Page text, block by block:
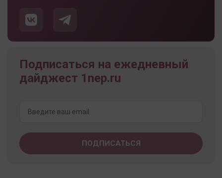
Подписаться на ежедневный
дайджест 1nep.ru